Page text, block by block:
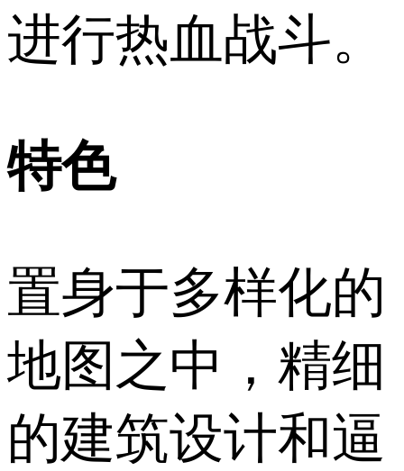
进行热血战斗。
特色
置身于多样化的
地图之中，精细
的建筑设计和逼